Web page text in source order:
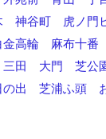
神谷町 虎ノ門
金高輪 麻布十番
三田 大門 芝公
の出 芝浦ふ頭